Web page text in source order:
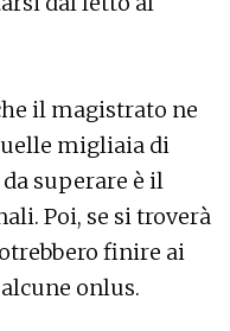
il magistrato ne
migliaia di
superare è il
Poi, se si troverà
finire ai
onlus.